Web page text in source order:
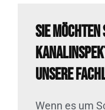
Sie
Unsere
Wenn es um